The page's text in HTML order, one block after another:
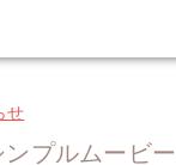
せ
プルムービー